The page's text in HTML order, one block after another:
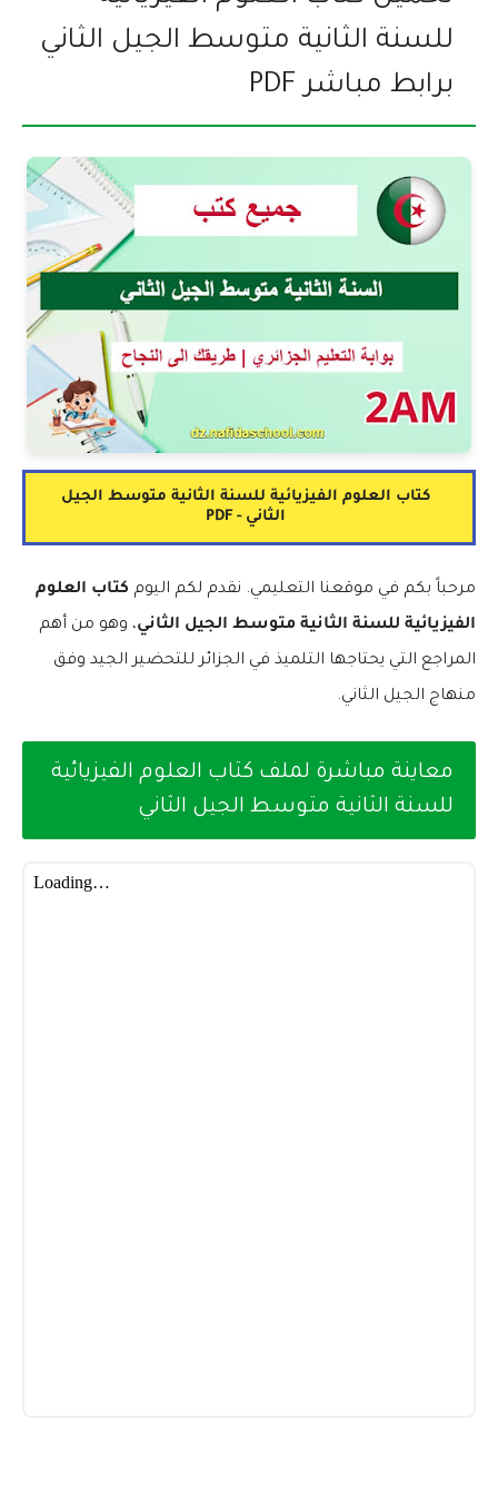
للسنة الثانية متوسط الجيل الثاني
برابط مباشر PDF
كتاب العلوم الفيزيائية للسنة الثانية متوسط الجيل
الثاني - PDF
مرحباً بكم في موقعنا التعليمي. نقدم لكم اليوم كتاب العلوم
الفيزيائية للسنة الثانية متوسط الجيل الثاني، وهو من أهم
المراجع التي يحتاجها التلميذ في الجزائر للتحضير الجيد وفق
منهاج الجيل الثاني.
معاينة مباشرة لملف كتاب العلوم الفيزيائية
للسنة الثانية متوسط الجيل الثاني